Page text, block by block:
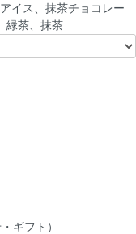
イス、抹茶チョコレー
緑茶、抹茶
ギフト）